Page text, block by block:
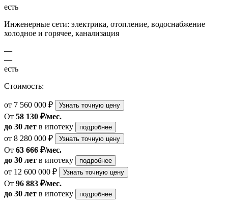
есть
Инженерные сети: электрика, отопление, водоснабжение
холодное и горячее, канализация
—
—
есть
Стоимость:
от 7 560 000 ₽ Узнать точную цену
От 58 130 ₽/мес.
до 30 лет в ипотеку подробнее
от 8 280 000 ₽ Узнать точную цену
От 63 666 ₽/мес.
до 30 лет в ипотеку подробнее
от 12 600 000 ₽ Узнать точную цену
От 96 883 ₽/мес.
до 30 лет в ипотеку подробнее